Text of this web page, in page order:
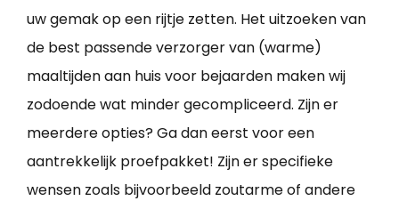
uw gemak op een rijtje zetten. Het uitzoeken van
de best passende verzorger van (warme)
maaltijden aan huis voor bejaarden maken wij
zodoende wat minder gecompliceerd. Zijn er
meerdere opties? Ga dan eerst voor een
aantrekkelijk proefpakket! Zijn er specifieke
wensen zoals bijvoorbeeld zoutarme of andere